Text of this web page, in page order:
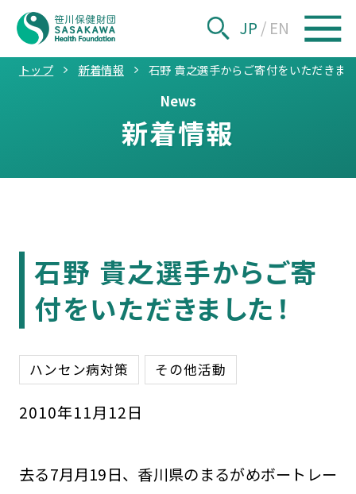
JP / EN
トップ 新着情報 石野 貴之選手からご寄付をいただきま
News
新着情報
石野 貴之選手からご寄
付をいただきました！
ハンセン病対策 その他活動
2010年11月 12日
去る7月月19日、香川県のまるがめボートレー